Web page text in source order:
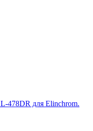
478DR для Elinchrom.